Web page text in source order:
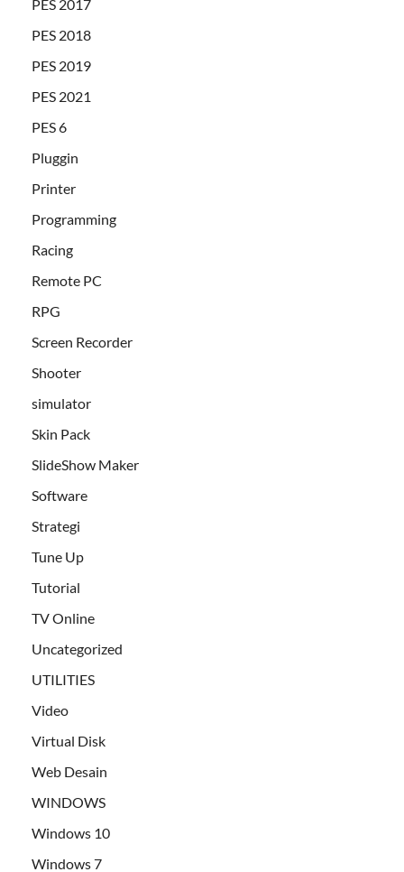
PES 2017
PES 2018
PES 2019
PES 2021
PES 6
Pluggin
Printer
Programming
Racing
Remote PC
RPG
Screen Recorder
Shooter
simulator
Skin Pack
SlideShow Maker
Software
Strategi
Tune Up
Tutorial
TV Online
Uncategorized
UTILITIES
Video
Virtual Disk
Web Desain
WINDOWS
Windows 10
Windows 7